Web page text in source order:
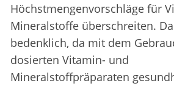
Höchstmengenvorschläge für
Mineralstoffe überschreiten.
bedenklich, da mit dem
dosierten Vitamin- und
Mineralstoffpräparaten